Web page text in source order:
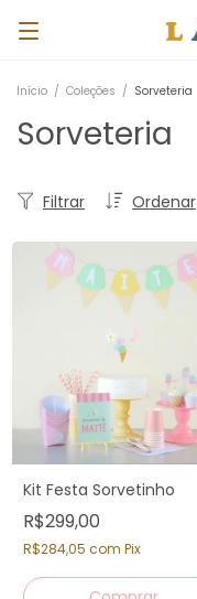
Início / Coleções / Sorveteria
Sorveteria
Ordenar
Filtrar
Kit Festa Sorvetinho
R$299,00
R$284,05 com Pix